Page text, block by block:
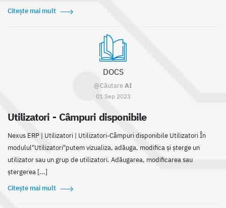
Citește mai mult
DOCS
@CăutareAI
01 Sep 2023
Utilizatori - Câmpuri disponibile
Nexus ERP | Utilizatori | Utilizatori-Câmpuri disponibile Utilizatori În
modulul"Utilizatori"putem vizualiza, adăuga, modifica și șterge un
utilizator sau un grup de utilizatori. Adăugarea, modificarea sau
ștergerea [...]
Citește mai mult